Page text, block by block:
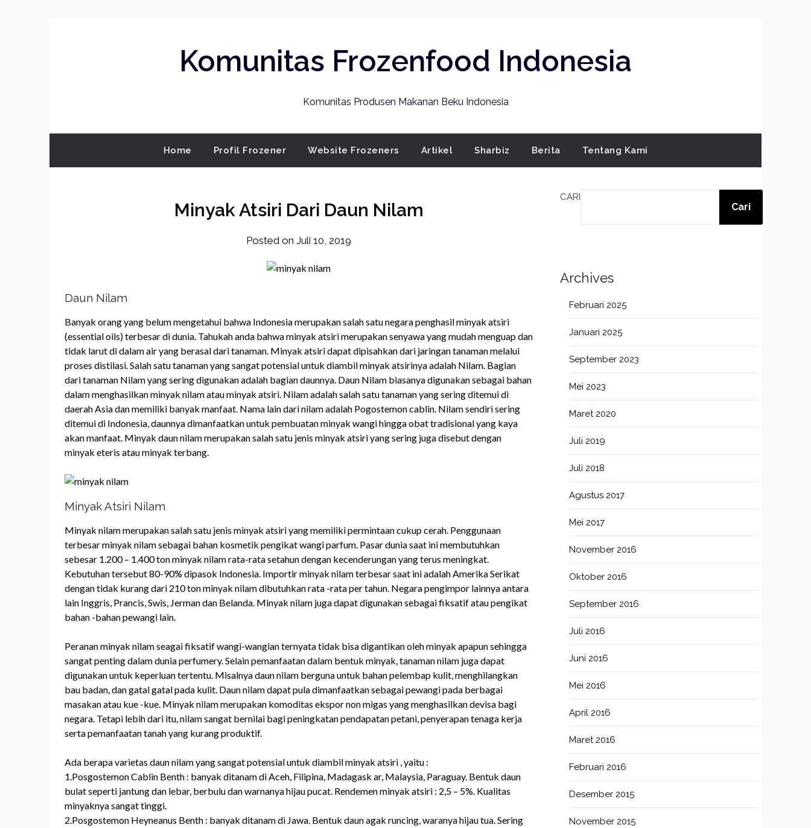
Komunitas Frozenfood Indonesia
Komunitas Produsen Makanan Beku Indonesia
Home Profil Frozener Website Frozeners Artikel Sharbiz Berita Tentang Kami
Minyak Atsiri Dari Daun Nilam
Posted on Juli 10, 2019
Daun Nilam
Banyak orang yang belum mengetahui bahwa Indonesia merupakan salah satu negara penghasil minyak atsiri
(essential oils) terbesar di dunia. Tahukah anda bahwa minyak atsiri merupakan senyawa yang mudah menguap dan
tidak larut di dalam air yang berasal dari tanaman. Minyak atsiri dapat dipisahkan dari jaringan tanaman melalui
proses distilasi. Salah satu tanaman yang sangat potensial untuk diambil minyak atsirinya adalah Nilam. Bagian
dari tanaman Nilam yang sering digunakan adalah bagian daunnya. Daun Nilam biasanya digunakan sebagai bahan
dalam menghasilkan minyak nilam atau minyak atsiri. Nilam adalah salah satu tanaman yang sering ditemui di
daerah Asia dan memiliki banyak manfaat. Nama lain dari nilam adalah Pogostemon cablin. Nilam sendiri sering
ditemui di Indonesia, daunnya dimanfaatkan untuk pembuatan minyak wangi hingga obat tradisional yang kaya
akan manfaat. Minyak daun nilam merupakan salah satu jenis minyak atsiri yang sering juga disebut dengan
minyak eteris atau minyak terbang.
Minyak Atsiri Nilam
Minyak nilam merupakan salah satu jenis minyak atsiri yang memiliki permintaan cukup cerah. Penggunaan
terbesar minyak nilam sebagai bahan kosmetik pengikat wangi parfum. Pasar dunia saat ini membutuhkan
sebesar 1.200 – 1.400 ton minyak nilam rata-rata setahun dengan kecenderungan yang terus meningkat.
Kebutuhan tersebut 80-90% dipasok Indonesia. Importir minyak nilam terbesar saat ini adalah Amerika Serikat
dengan tidak kurang dari 210 ton minyak nilam dibutuhkan rata -rata per tahun. Negara pengimpor lainnya antara
lain Inggris, Prancis, Swis, Jerman dan Belanda. Minyak nilam juga dapat digunakan sebagai fiksatif atau pengikat
bahan -bahan pewangi lain.
Peranan minyak nilam seagai fiksatif wangi-wangian ternyata tidak bisa digantikan oleh minyak apapun sehingga
sangat penting dalam dunia perfumery. Selain pemanfaatan dalam bentuk minyak, tanaman nilam juga dapat
digunakan untuk keperluan tertentu. Misalnya daun nilam berguna untuk bahan pelembap kulit, menghilangkan
bau badan, dan gatal gatal pada kulit. Daun nilam dapat pula dimanfaatkan sebagai pewangi pada berbagai
masakan atau kue -kue. Minyak nilam merupakan komoditas ekspor non migas yang menghasilkan devisa bagi
negara. Tetapi lebih dari itu, nilam sangat bernilai bagi peningkatan pendapatan petani, penyerapan tenaga kerja
serta pemanfaatan tanah yang kurang produktif.
Ada berapa varietas daun nilam yang sangat potensial untuk diambil minyak atsiri , yaitu :
1.Posgostemon Cablin Benth : banyak ditanam di Aceh, Filipina, Madagask ar, Malaysia, Paraguay. Bentuk daun
bulat seperti jantung dan lebar, berbulu dan warnanya hijau pucat. Rendemen minyak atsiri : 2,5 – 5%. Kualitas
minyaknya sangat tinggi.
2.Posgostemon Heyneanus Benth : banyak ditanam di Jawa. Bentuk daun agak runcing, waranya hijau tua. Sering
CARI
Cari
Archives
Februari 2025
Januari 2025
September 2023
Mei 2023
Maret 2020
Juli 2019
Juli 2018
Agustus 2017
Mei 2017
November 2016
Oktober 2016
September 2016
Juli 2016
Juni 2016
Mei 2016
April 2016
Maret 2016
Februari 2016
Desember 2015
November 2015